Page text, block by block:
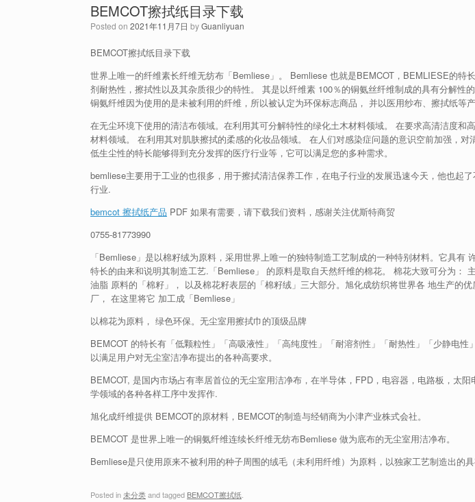
BEMCOT擦拭纸目录下载
Posted on 2021年11月7日 byGuanliyuan
BEMCOT擦拭纸目录下载
世界上唯一的纤维素长纤维无纺布「Bemliese」。 Bemliese 也就是BEMCOT，BEMLIESE的特
剂耐热性，擦拭性以及其杂质很少的特性。 其是以纤维素 100％的铜氨丝纤维制成的具有分解性
铜氨纤维因为使用的是未被利用的纤维，所以被认定为环保标志商品， 并以医用纱布、擦拭纸等
在无尘环境下使用的清洁布领域。在利用其可分解特性的绿化土木材料领域。 在要求高清洁度和
材料领域。 在利用其对肌肤擦拭的柔感的化妆品领域。 在人们对感染症问题的意识空前加强，对
低生尘性的特长能够得到充分发挥的医疗行业等，它可以满足您的多种需求。
bemliese主要用于工业的也很多，用于擦拭清洁保养工作，在电子行业的发展迅速今天，他也起
行业.
bemcot 擦拭纸产品 PDF 如果有需要，请下载我们资料，感谢关注优斯特商贸
0755-81773990
「Bemliese」是以棉籽绒为原料，采用世界上唯一的独特制造工艺制成的一种特别材料。它具有
特长的由来和说明其制造工艺.「Bemliese」 的原料是取自天然纤维的棉花。 棉花大致可分为：
油脂 原料的「棉籽」， 以及棉花籽表层的「棉籽绒」三大部分。旭化成纺织将世界各 地生产的
厂， 在这里将它 加工成「Bemliese」
以棉花为原料， 绿色环保。无尘室用擦拭巾的顶级品牌
BEMCOT 的特长有「低颗粒性」「高吸液性」「高纯度性」「耐溶剂性」「耐热性」「少静电性
以满足用户对无尘室洁净布提出的各种高要求。
BEMCOT, 是国内市场占有率居首位的无尘室用洁净布，在半导体，FPD，电容器，电路板，太
学领域的各种各样工序中发挥作.
旭化成纤维提供 BEMCOT的原材料，BEMCOT的制造与经销商为小津产业株式会社。
BEMCOT 是世界上唯一的铜氨纤维连续长纤维无纺布Bemliese 做为底布的无尘室用洁净布。
Bemliese是只使用原来不被利用的种子周围的绒毛（未利用纤维）为原料，以独家工艺制造出的具
Posted in未分类and tagged BEMCOT擦拭纸